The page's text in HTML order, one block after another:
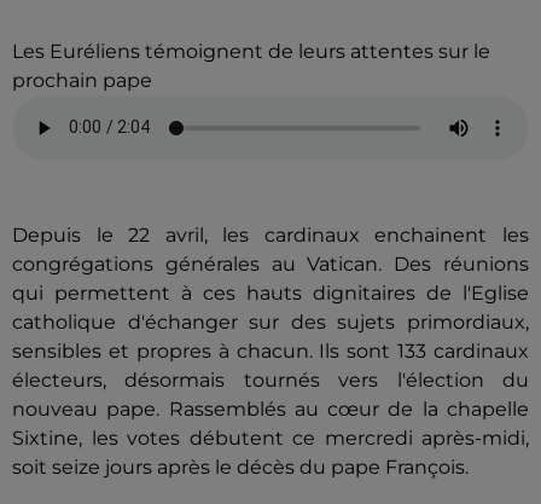
Les Euréliens témoignent de leurs attentes sur le
prochain pape
Depuis le 22 avril, les cardinaux enchainent les
congrégations générales au Vatican. Des réunions
qui permettent à ces hauts dignitaires de l'Eglise
catholique d'échanger sur des sujets primordiaux,
sensibles et propres à chacun. Ils sont 133 cardinaux
électeurs, désormais tournés vers l'élection du
nouveau pape. Rassemblés au cœur de la chapelle
Sixtine, les votes débutent ce mercredi après-midi,
soit seize jours après le décès du pape François.